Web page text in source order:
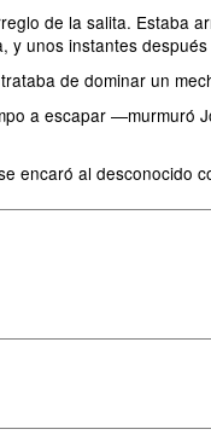
de la salita. Estaba
unos instantes
de dominar un
a escapar ―murmuró
encaró al desconocido